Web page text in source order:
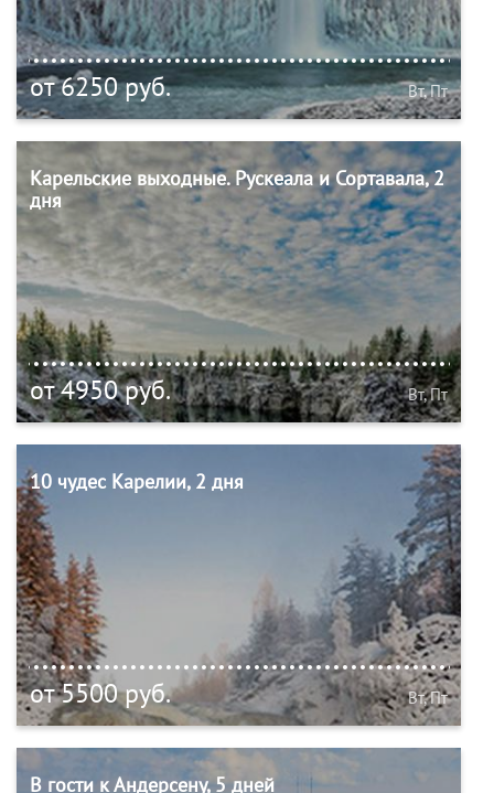
от 6250 руб. Вт, Пт
Карельские выходные. Рускеала и Сортавала, 2
дня
от 4950 руб. Вт, Пт
10 чудес Карелии, 2 дня
от 5500 руб. Вт, Пт
В гости к Андерсену, 5 дней